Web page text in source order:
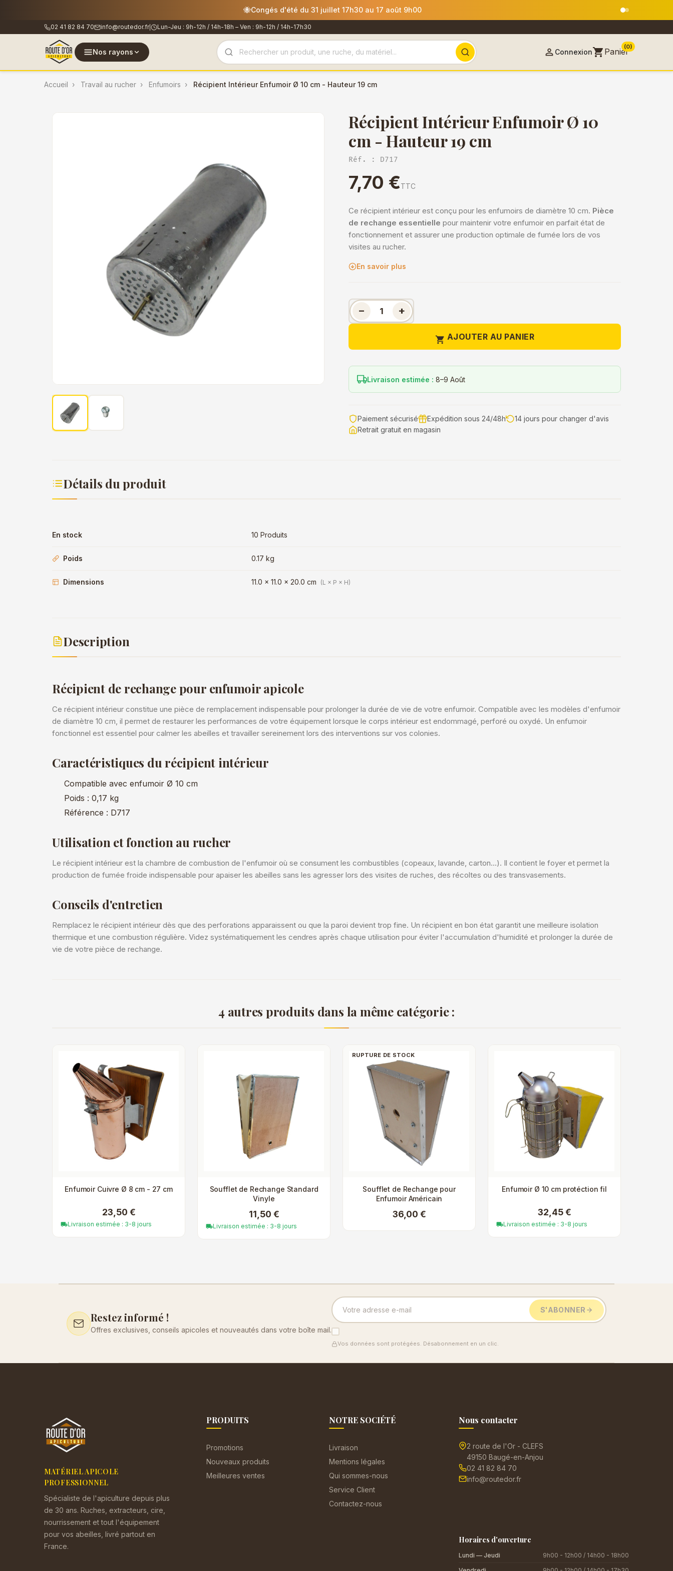
Les commandes passées après le 30 juillet 12h00 seront expédiées le 18 août
02 41 82 84 70 info@routedor.fr| Lun-Jeu : 9h-12h / 14h-18h – Ven : 9h-12h / 14h-17h30
Nos rayons  Connexionshopping_cart Panier
(0)
Accueil Travail au rucher Enfumoirs Récipient Intérieur Enfumoir Ø 10 cm - Hauteur 19 cm
Récipient Intérieur Enfumoir Ø 10
cm - Hauteur 19 cm
Réf. : D717
7,70 €TTC
Ce récipient intérieur est conçu pour les enfumoirs de diamètre 10 cm. Pièce
de rechange essentielle pour maintenir votre enfumoir en parfait état de
fonctionnement et assurer une production optimale de fumée lors de vos
visites au rucher.
En savoir plus
− +
 AJOUTER AU PANIER
Livraison estimée : 8–9 Août
Paiement sécurisé Expédition sous 24/48h
14 jours pour changer d'avis
Retrait gratuit en magasin
Détails du produit
En stock 10 Produits
Poids 0.17 kg
Dimensions 11.0 × 11.0 × 20.0 cm (L × P × H)
Description
Récipient de rechange pour enfumoir apicole
Ce récipient intérieur constitue une pièce de remplacement indispensable pour prolonger la durée de vie de votre enfumoir. Compatible avec les modèles d'enfumoir
de diamètre 10 cm, il permet de restaurer les performances de votre équipement lorsque le corps intérieur est endommagé, perforé ou oxydé. Un enfumoir
fonctionnel est essentiel pour calmer les abeilles et travailler sereinement lors des interventions sur vos colonies.
Caractéristiques du récipient intérieur
Compatible avec enfumoir Ø 10 cm
Poids : 0,17 kg
Référence : D717
Utilisation et fonction au rucher
Le récipient intérieur est la chambre de combustion de l'enfumoir où se consument les combustibles (copeaux, lavande, carton...). Il contient le foyer et permet la
production de fumée froide indispensable pour apaiser les abeilles sans les agresser lors des visites de ruches, des récoltes ou des transvasements.
Conseils d'entretien
Remplacez le récipient intérieur dès que des perforations apparaissent ou que la paroi devient trop fine. Un récipient en bon état garantit une meilleure isolation
thermique et une combustion régulière. Videz systématiquement les cendres après chaque utilisation pour éviter l'accumulation d'humidité et prolonger la durée de
vie de votre pièce de rechange.
4 autres produits dans la même catégorie :
Enfumoir Cuivre Ø 8 cm - 27 cm
23,50 €
local_shippingLivraison estimée : 3-8 jours
Soufflet de Rechange Standard
Vinyle
11,50 €
local_shippingLivraison estimée : 3-8 jours
RUPTURE DE STOCK
Soufflet de Rechange pour
Enfumoir Américain
36,00 €
Enfumoir Ø 10 cm protéction fil
32,45 €
local_shippingLivraison estimée : 3-8 jours
Restez informé !
Offres exclusives, conseils apicoles et nouveautés dans votre boîte mail.
S'ABONNER
Vos données sont protégées. Désabonnement en un clic.
MATÉRIEL APICOLE
PROFESSIONNEL
Spécialiste de l'apiculture depuis plus
de 30 ans. Ruches, extracteurs, cire,
nourrissement et tout l'équipement
pour vos abeilles, livré partout en
France.
PRODUITS
Promotions
Nouveaux produits
Meilleures ventes
NOTRE SOCIÉTÉ
Livraison
Mentions légales
Qui sommes-nous
Service Client
Contactez-nous
Nous contacter
2 route de l'Or - CLEFS
49150 Baugé-en-Anjou
02 41 82 84 70
info@routedor.fr
Horaires d'ouverture
Lundi — Jeudi
9h00 - 12h00 / 14h00 - 18h00